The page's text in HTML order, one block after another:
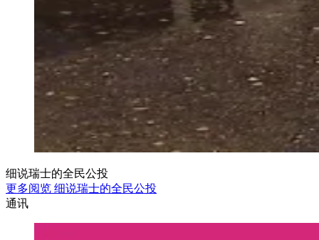
细说瑞士的全民公投
更多阅览 细说瑞士的全民公投
通讯